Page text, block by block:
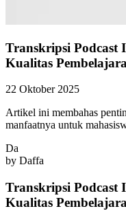
Transkripsi Podcast
Kualitas
22 Oktober 2025
Artikel ini membahas
manfaatnya untuk
Da
by Daffa
Transkripsi Podcast
Kualitas